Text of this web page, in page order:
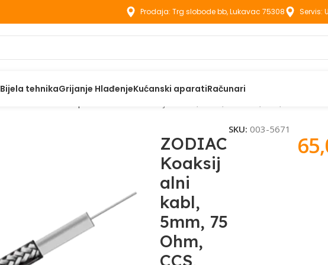
Prodaja: Trg slobode bb, Lukavac 75308 Servis:
Bijela tehnikaGrijanje HlađenjeKućanski aparatiRačunari
ZODIAC
Koaksij
alni
kabl,
5mm, 75
Ohm,
CCS,
SKU:003-5671